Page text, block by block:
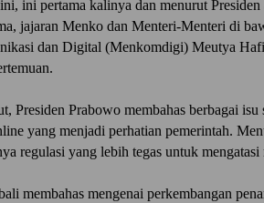
ini pertama kalinya dan menurut
jajaran Menko dan Menteri-Menteri di
dan Digital (Menkomdigi) Meutya
Presiden Prabowo membahas berbagai
yang menjadi perhatian pemerintah.
regulasi yang lebih tegas untuk mengatasi
membahas mengenai perkembangan